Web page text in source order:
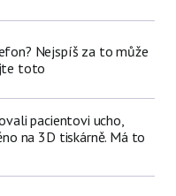
Nejspíš za to může
toto
pacientovi ucho,
na 3D tiskárně. Má to